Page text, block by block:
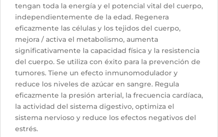
tengan toda la energía y el potencial vital del cuerpo,
independientemente de la edad. Regenera
eficazmente las células y los tejidos del cuerpo,
mejora / activa el metabolismo, aumenta
significativamente la capacidad física y la resistencia
del cuerpo. Se utiliza con éxito para la prevención de
tumores. Tiene un efecto inmunomodulador y
reduce los niveles de azúcar en sangre. Regula
eficazmente la presión arterial, la frecuencia cardíaca,
la actividad del sistema digestivo, optimiza el
sistema nervioso y reduce los efectos negativos del
estrés.